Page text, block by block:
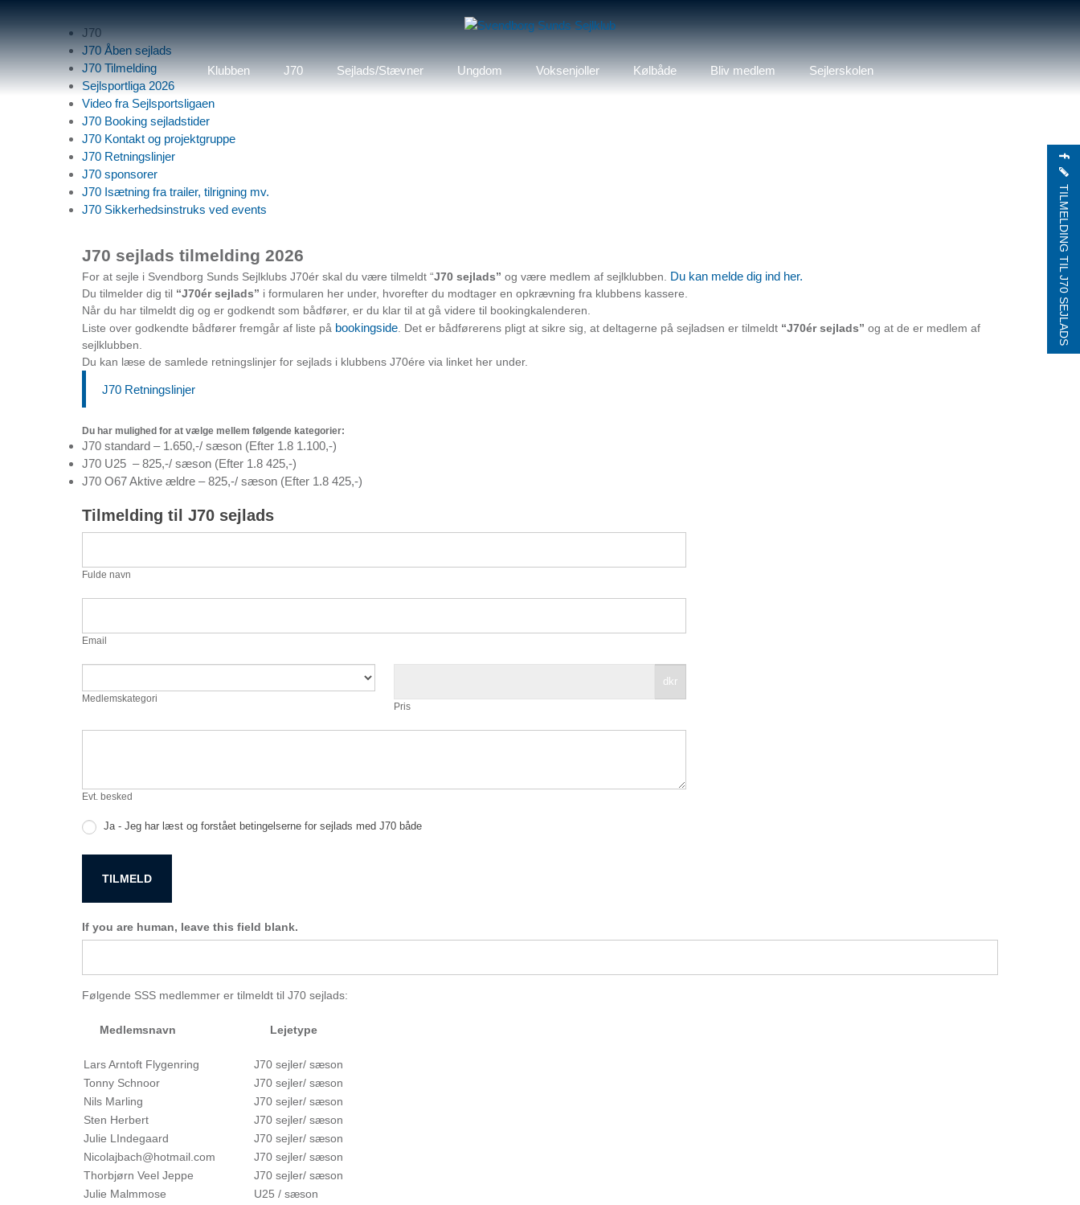
Klubben J70 Sejlads/Stævner Ungdom Voksenjoller Kølbåde Bliv medlem Sejlerskolen
J70
J70 Åben sejlads
J70 Tilmelding
Sejlsportliga 2026
Video fra Sejlsportsligaen
J70 Booking sejladstider
J70 Kontakt og projektgruppe
J70 Retningslinjer
J70 sponsorer
J70 Isætning fra trailer, tilrigning mv.
J70 Sikkerhedsinstruks ved events
J70 sejlads tilmelding 2026
For at sejle i Svendborg Sunds Sejlklubs J70ér skal du være tilmeldt “J70 sejlads” og være medlem af sejlklubben. Du kan melde dig ind her.
Du tilmelder dig til “J70ér sejlads” i formularen her under, hvorefter du modtager en opkrævning fra klubbens kassere.
Når du har tilmeldt dig og er godkendt som bådfører, er du klar til at gå videre til bookingkalenderen.
Liste over godkendte bådfører fremgår af liste på bookingside . Det er bådførerens pligt at sikre sig, at deltagerne på sejladsen er tilmeldt “J70ér sejlads” og at de er medlem af
sejlklubben.
Du kan læse de samlede retningslinjer for sejlads i klubbens J70ére via linket her under.
J70 Retningslinjer
Du har mulighed for at vælge mellem følgende kategorier:
J70 standard – 1.650,-/ sæson (Efter 1.8 1.100,-)
J70 U25 – 825,-/ sæson (Efter 1.8 425,-)
J70 O67 Aktive ældre – 825,-/ sæson (Efter 1.8 425,-)
Tilmelding
til
Tilmelding til J70 sejlads
Fulde navn
Email
Medlemskategori
dkr
Pris
Evt. besked
Ja - Jeg har læst og forstået betingelserne for sejlads med J70 både
TILMELD
If you are human, leave this field blank.
Følgende SSS medlemmer er tilmeldt til J70 sejlads:
Medlemsnavn Lejetype
Lars Arntoft Flygenring
J70 sejler/ sæson
Tonny Schnoor
J70 sejler/ sæson
Nils Marling
J70 sejler/ sæson
Sten Herbert
J70 sejler/ sæson
Julie LIndegaard
J70 sejler/ sæson
Nicolajbach@hotmail.com
J70 sejler/ sæson
Thorbjørn Veel Jeppe
J70 sejler/ sæson
Julie Malmmose
U25 / sæson
FACEBOOK
TILMELDING TIL J70 SEJLADS